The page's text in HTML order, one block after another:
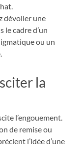
dévoiler une
cadre d’un
ou un
la
l’engouement.
de remise ou
l’idée d’une